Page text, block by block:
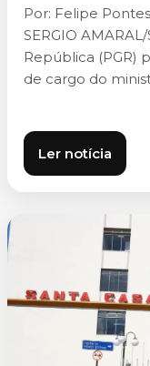
Por: Felipe
SERGIO
República (PGR)
de cargo do
Ler notícia